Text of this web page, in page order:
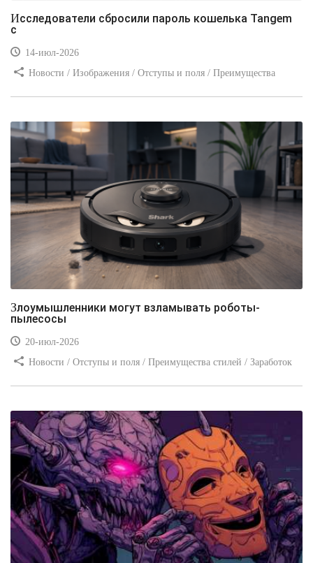
Исследователи сбросили пароль кошелька Tangem
с
14-июл-2026
Новости / Изображения / Отступы и поля / Преимущества
Злоумышленники могут взламывать роботы-
пылесосы
20-июл-2026
Новости / Отступы и поля / Преимущества стилей / Заработок